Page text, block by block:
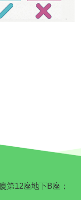
第12座地下B座；